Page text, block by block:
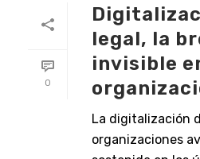
0
legal, la
invisible
La digitalización
organizaciones